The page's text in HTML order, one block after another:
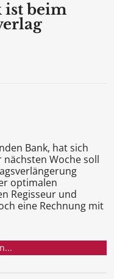
ist beim
Bank, hat sich
Woche soll
optimalen
Regisseur und
eine Rechnung mit